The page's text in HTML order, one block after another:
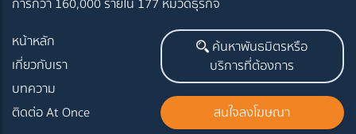
หน้าหลัก
เกี่ยวกับเรา
บทความ
ติดต่อ At Once
ค้นหาพันธมิตรหรือ
บริการที่ต้องการ
สนใจลงโฆษณา